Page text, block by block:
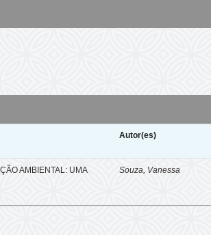
Autor(es)
AMBIENTAL: UMA
Souza, Vanessa